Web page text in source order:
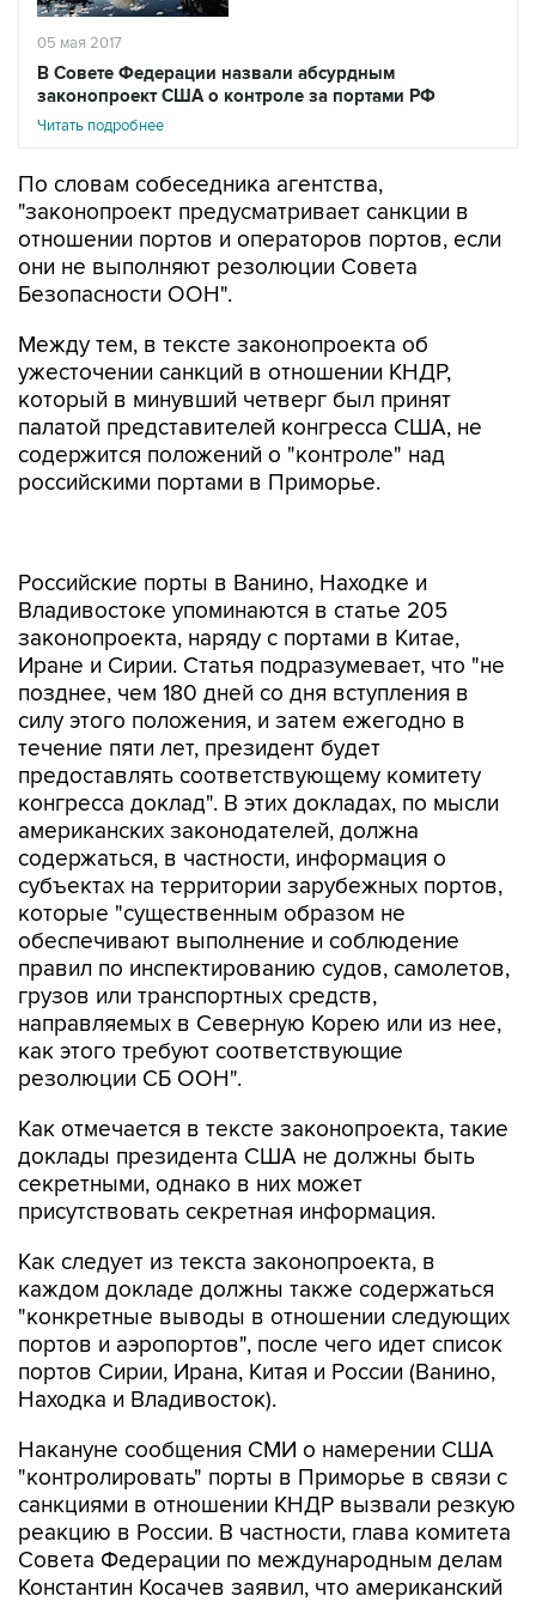
05 мая 2017
В Совете Федерации назвали абсурдным
законопроект США о контроле за портами РФ
Читать подробнее
По словам собеседника агентства,
"законопроект предусматривает санкции в
отношении портов и операторов портов, если
они не выполняют резолюции Совета
Безопасности ООН".
Между тем, в тексте законопроекта об
ужесточении санкций в отношении КНДР,
который в минувший четверг был принят
палатой представителей конгресса США, не
содержится положений о "контроле" над
российскими портами в Приморье.
законопроекта, наряду с портами в Китае,
Иране и Сирии. Статья подразумевает, что "не
позднее, чем 180 дней со дня вступления в
силу этого положения, и затем ежегодно в
течение пяти лет, президент будет
предоставлять соответствующему комитету
конгресса доклад". В этих докладах, по мысли
американских законодателей, должна
содержаться, в частности, информация о
субъектах на территории зарубежных портов,
которые "существенным образом не
обеспечивают выполнение и соблюдение
правил по инспектированию судов, самолетов,
грузов или транспортных средств,
направляемых в Северную Корею или из нее,
как этого требуют соответствующие
резолюции СБ ООН".
Как отмечается в тексте законопроекта, такие
секретными, однако в них может
присутствовать секретная информация.
Как следует из текста законопроекта, в
"конкретные выводы в отношении следующих
портов и аэропортов", после чего идет список
портов Сирии, Ирана, Китая и России (Ванино,
Находка и Владивосток).
Накануне сообщения СМИ о намерении США
санкциями в отношении КНДР вызвали резкую
реакцию в России. В частности, глава комитета
Совета Федерации по международным делам
Константин Косачев заявил, что американский
законопроект нарушает международное
право.